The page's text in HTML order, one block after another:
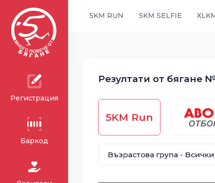
Регистрация
Баркод
5KM RUN 5KM SELFIE
Резултати от бягане
5KM Run